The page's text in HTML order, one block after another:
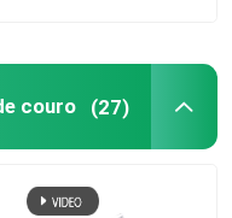
couro (27)